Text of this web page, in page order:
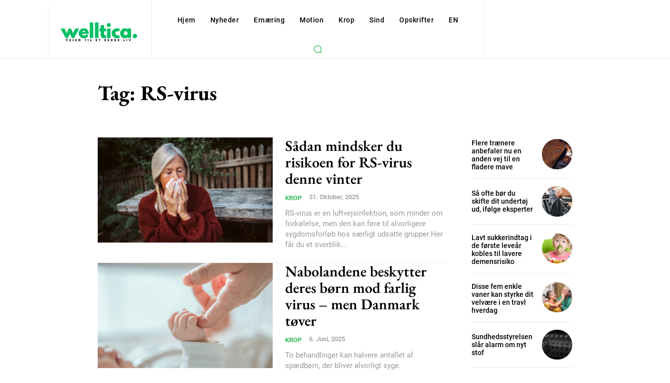
Hjem Nyheder Ernæring Motion Krop Sind Opskrifter EN
Tag: RS-virus
Sådan mindsker du
risikoen for RS-virus
denne vinter
KROP 31. Oktober, 2025
RS-virus er en luftvejsinfektion, som minder om
forkølelse, men den kan føre til alvorligere
sygdomsforløb hos særligt udsatte grupper.Her
får du et overblik...
Nabolandene beskytter
deres børn mod farlig
virus – men Danmark
tøver
KROP 6. Juni, 2025
To behandlinger kan halvere antallet af
spædbørn, der bliver alvorligt syge.
Flere trænere
anbefaler nu en
anden vej til en
fladere mave
Så ofte bør du
skifte dit undertøj
ud, ifølge eksperter
Lavt sukkerindtag i
de første leveår
kobles til lavere
demensrisiko
Disse fem enkle
vaner kan styrke dit
velvære i en travl
hverdag
Sundhedsstyrelsen
slår alarm om nyt
stof